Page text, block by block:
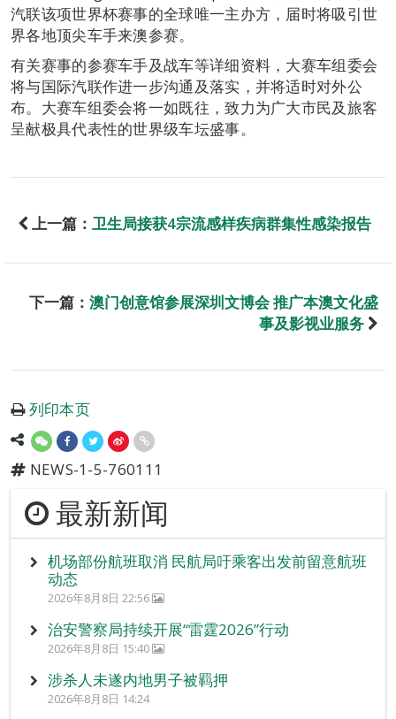
汽联该项世界杯赛事的全球唯一主办方，届时将吸引世
界各地顶尖车手来澳参赛。
有关赛事的参赛车手及战车等详细资料，大赛车组委会
将与国际汽联作进一步沟通及落实，并将适时对外公
布。大赛车组委会将一如既往，致力为广大市民及旅客
呈献极具代表性的世界级车坛盛事。
上一篇： 卫生局接获4宗流感样疾病群集性感染报告
下一篇： 澳门创意馆参展深圳文博会 推广本澳文化盛
事及影视业服务
列印本页
NEWS-1-5-760111
最新新闻
机场部份航班取消 民航局吁乘客出发前留意航班
动态
2026年8月8日 22:56
治安警察局持续开展“雷霆2026”行动
2026年8月8日 15:40
涉杀人未遂内地男子被羁押
2026年8月8日 14:24